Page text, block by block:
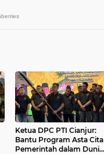
Ketua DPC PTI Cianjur:
Bantu Program Asta Cita
Pemerintah dalam Dunia